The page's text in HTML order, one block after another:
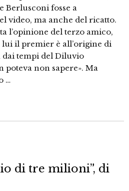
Berlusconi fosse a
video, ma anche del ricatto.
l’opinione del terzo amico,
il premier è all’origine di
dai tempi del Diluvio
poteva non sapere». Ma
…
di tre milioni”, di